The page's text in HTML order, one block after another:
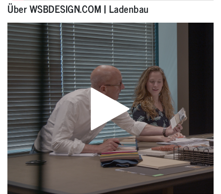
Über WSBDESIGN.COM | Ladenbau